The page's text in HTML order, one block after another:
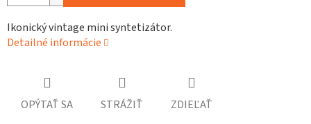
Ikonický vintage mini syntetizátor.
Detailné informácie
OPÝTAŤ SA STRÁŽIŤ ZDIEĽAŤ